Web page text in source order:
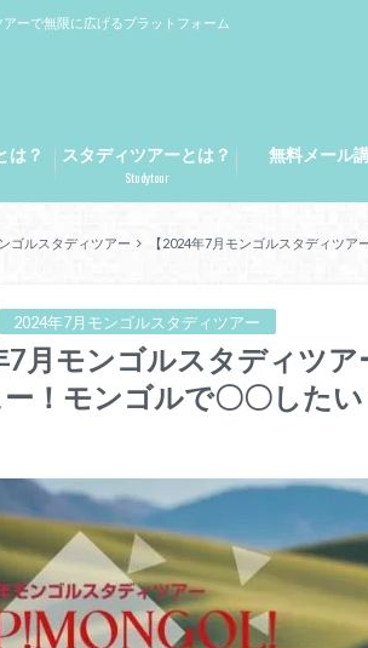
ーで無限に広げるプラットフォーム
は？ スタディツアーとは？
Studytour
無料メール
ゴルスタディツアー 【2024年7月モンゴルスタディツ
2024年7月モンゴルスタディツアー
7月モンゴルスタディツ
！モンゴルで〇〇した